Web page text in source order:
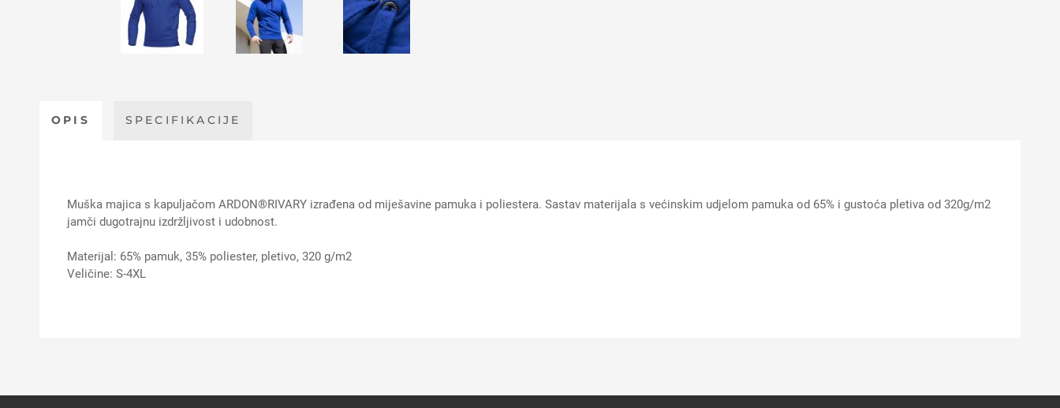
OPIS SPECIFIKACIJE
Muška majica s kapuljačom ARDON®RIVARY izrađena od miješavine pamuka i poliestera. Sastav materijala s većinskim udjelom pamuka od 65% i gustoća pletiva od 320g/m2
jamči dugotrajnu izdržljivost i udobnost.
Materijal: 65% pamuk, 35% poliester, pletivo, 320 g/m2
Veličine: S-4XL